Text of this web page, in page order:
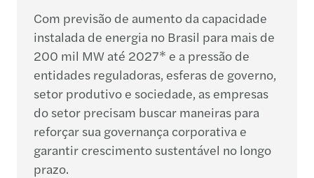
Com previsão de aumento da capacidade
instalada de energia no Brasil para mais de
200 mil MW até 2027* e a pressão de
entidades reguladoras, esferas de governo,
setor produtivo e sociedade, as empresas
do setor precisam buscar maneiras para
reforçar sua governança corporativa e
garantir crescimento sustentável no longo
prazo.